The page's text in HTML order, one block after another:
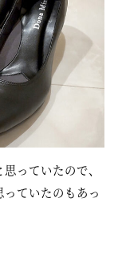
っていたので、
ていたのもあっ